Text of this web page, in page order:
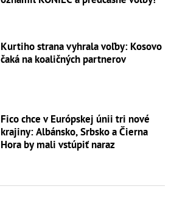
Kurtiho strana vyhrala voľby: Kosovo
čaká na koaličných partnerov
Fico chce v Európskej únii tri nové
krajiny: Albánsko, Srbsko a Čierna
Hora by mali vstúpiť naraz